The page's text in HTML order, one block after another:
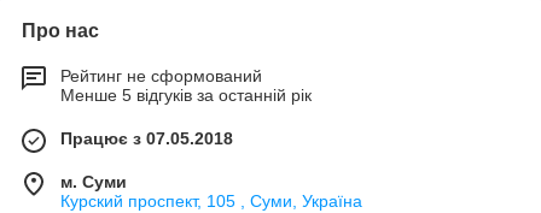
Про нас
Рейтинг не сформований
Менше 5 відгуків за останній рік
Працює з 07.05.2018
м. Суми
Курский проспект, 105 , Суми, Україна